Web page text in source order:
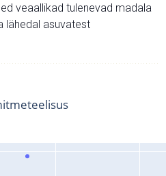
veaallikad tulenevad madala
lähedal asuvatest